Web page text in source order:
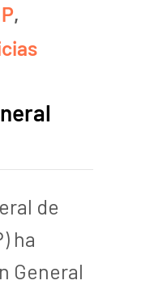
,
de
ha
General